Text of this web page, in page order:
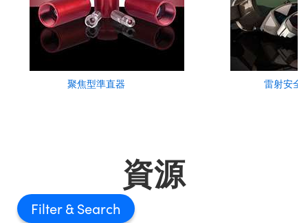
聚焦型準直器 雷射安全
資源
Filter